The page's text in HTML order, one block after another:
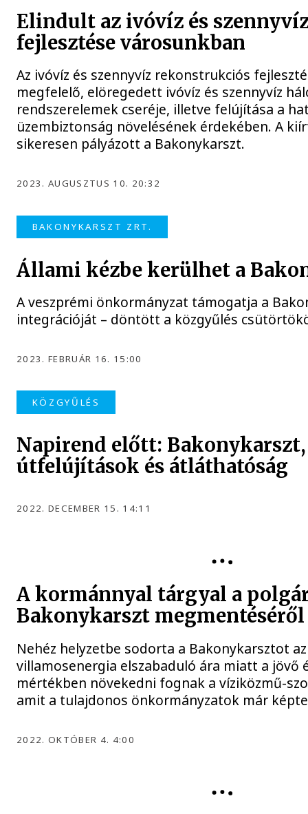
Elindult az ivóvíz és
fejlesztése városunkban
Az ivóvíz és szennyvíz rekonstrukciós
megfelelő, elöregedett ivóvíz és szennyvíz
rendszerelemek cseréje, illetve felújítása a
üzembiztonság növelésének érdekében. A
sikeresen pályázott a Bakonykarszt.
2023. AUGUSZTUS 10. 20:32
BAKONYKARSZT ZRT.
Állami kézbe kerülhet a
A veszprémi önkormányzat támogatja a
integrációját – döntött a közgyűlés
2023. FEBRUÁR 16. 15:00
KÖZGYŰLÉS
Napirend előtt: Bakonykarszt,
útfelújítások és átláthatóság
2022. DECEMBER 15. 14:11
A kormánnyal tárgyal a
Bakonykarszt megmentéséről
Nehéz helyzetbe sodorta a Bakonykarsztot
villamosenergia elszabaduló ára miatt a jövő
mértékben növekedni fognak a víziközmű-
amit a tulajdonos önkormányzatok már
2022. OKTÓBER 4. 4:00